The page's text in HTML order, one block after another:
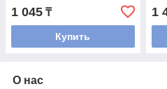
1 045 ₸
Купить
1
О нас